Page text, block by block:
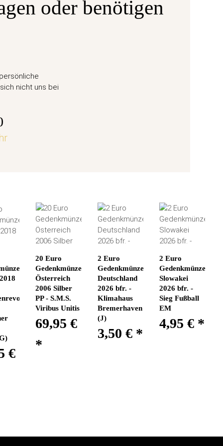
6
oder benötigen
nicht uns bei
€
20 Euro
Gedenkmünze
Österreich
2006 Silber
PP - S.M.S.
Viribus Unitis
69,95 €
*
2 Euro
Gedenkmünze
Deutschland
2026 bfr. -
Klimahaus
Bremerhaven
(J)
3,50 € *
2 Euro
Gedenkmünze
Slowakei
2026 bfr. -
Sieg Fußball
EM
4,95 € *